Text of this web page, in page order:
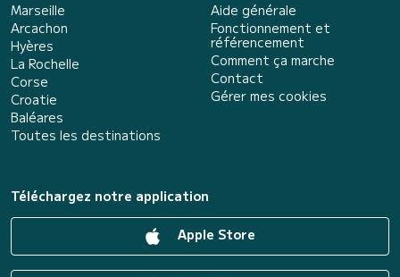
Marseille
Arcachon
Hyères
La Rochelle
Corse
Croatie
Baléares
Toutes les destinations
Aide générale
Fonctionnement et
référencement
Comment ça marche
Contact
Gérer mes cookies
Téléchargez notre application
Apple Store